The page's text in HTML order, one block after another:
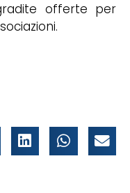
offerte per